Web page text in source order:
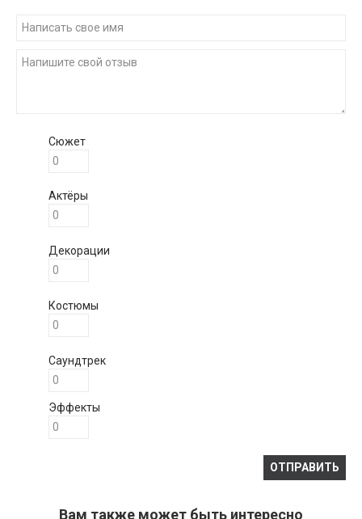
Сюжет
Актёры
Декорации
Костюмы
Саундтрек
Эффекты
Вам также может быть интересно